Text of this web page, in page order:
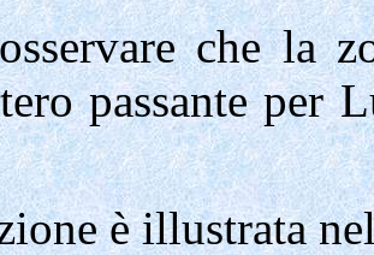
che la
passante per
è illustrata